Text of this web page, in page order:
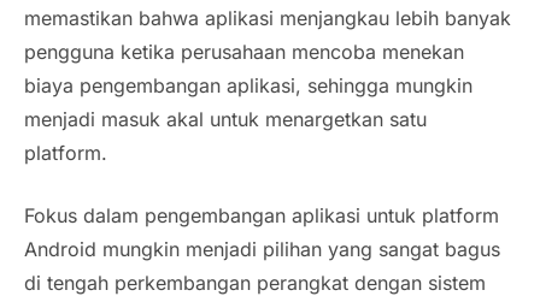
memastikan bahwa aplikasi menjangkau lebih banyak
pengguna ketika perusahaan mencoba menekan
biaya pengembangan aplikasi, sehingga mungkin
menjadi masuk akal untuk menargetkan satu
platform.
Fokus dalam pengembangan aplikasi untuk platform
Android mungkin menjadi pilihan yang sangat bagus
di tengah perkembangan perangkat dengan sistem